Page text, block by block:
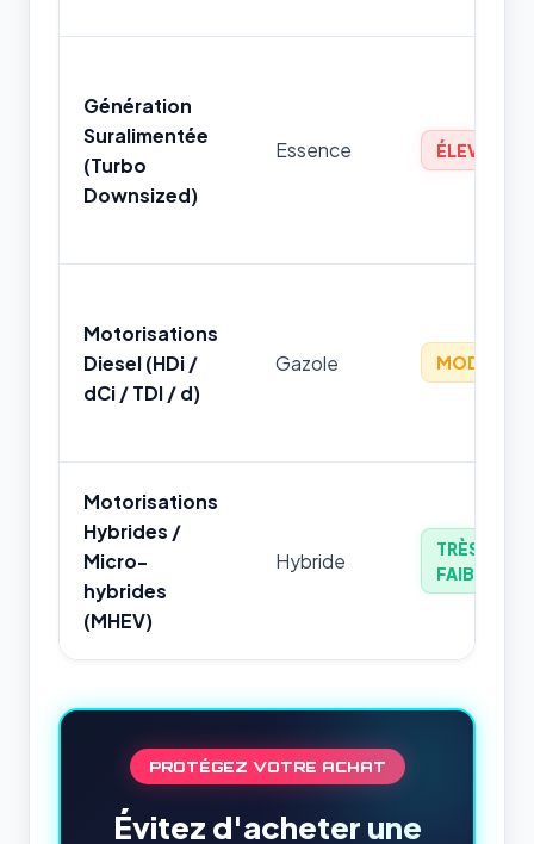
Génération
Suralimentée
(Turbo
Downsized)
Essence ÉLEVÉ
Motorisations
Diesel (HDi /
dCi / TDI / d)
Gazole MODÉRÉ
Motorisations
Hybrides /
Micro-
hybrides
(MHEV)
Hybride
TRÈS
FAIBLE
PROTÉGEZ VOTRE ACHAT
Évitez d'acheter une